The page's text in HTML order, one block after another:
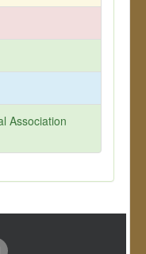
Association